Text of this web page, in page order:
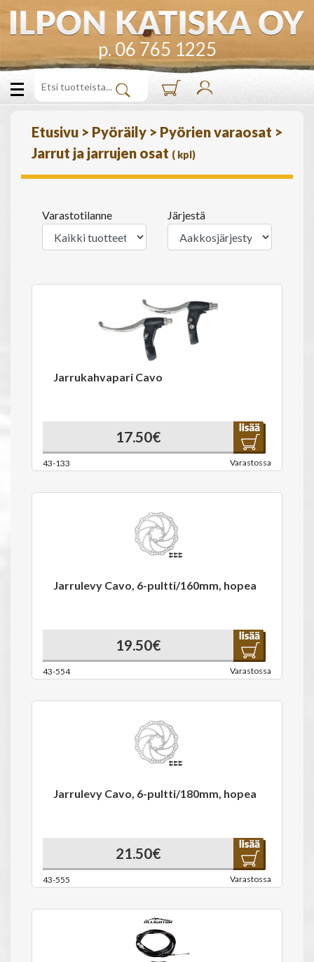
p. 06 765 1225
Etusivu > Pyöräily > Pyörien varaosat >
Jarrut ja jarrujen osat ( kpl)
Varastotilanne Järjestä
Jarrukahvapari Cavo
17.50€
43-133 Varastossa
Jarrulevy Cavo, 6-pultti/160mm, hopea
19.50€
43-554 Varastossa
Jarrulevy Cavo, 6-pultti/180mm, hopea
21.50€
43-555 Varastossa